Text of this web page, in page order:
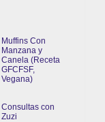
Muffins Con
Manzana y
Canela (Receta
GFCFSF,
Vegana)
Consultas con
Zuzi